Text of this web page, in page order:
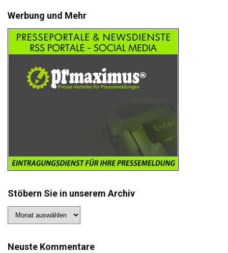
Werbung und Mehr
Stöbern Sie in unserem Archiv
Sie
Archiv
Neuste Kommentare